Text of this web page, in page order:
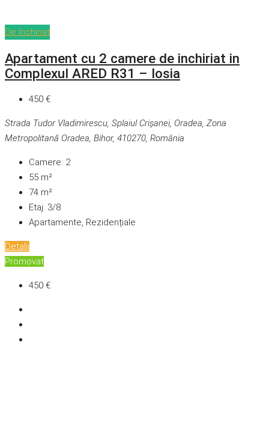
De închiriat
Apartament cu 2 camere de inchiriat in
Complexul ARED R31 – Iosia
450 €
Strada Tudor Vladimirescu, Splaiul Crișanei, Oradea, Zona
Metropolitană Oradea, Bihor, 410270, România
Camere: 2
55 m²
74 m²
Etaj: 3/8
Apartamente, Rezidențiale
Detalii
Promovat
450 €